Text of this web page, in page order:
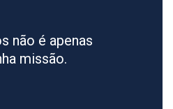
não é apenas
missão.